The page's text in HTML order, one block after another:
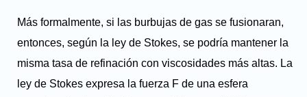
Más formalmente, si las burbujas de gas se fusionaran,
entonces, según la ley de Stokes, se podría mantener la
misma tasa de refinación con viscosidades más altas. La
ley de Stokes expresa la fuerza F de una esfera